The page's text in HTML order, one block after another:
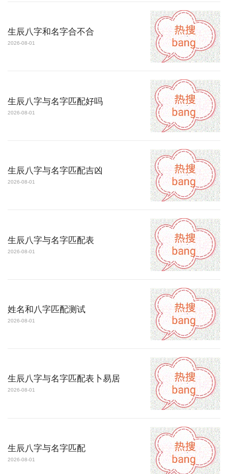
生辰八字和名字合不合
2026-08-01
生辰八字与名字匹配好吗
2026-08-01
生辰八字与名字匹配吉凶
2026-08-01
生辰八字与名字匹配表
2026-08-01
姓名和八字匹配测试
2026-08-01
生辰八字与名字匹配表卜易居
2026-08-01
生辰八字与名字匹配
2026-08-01